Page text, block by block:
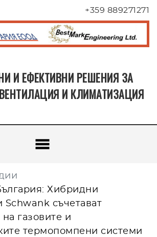
+359 889271271
И ЕФЕКТИВНИ РЕШЕНИЯ ЗА
И КЛИМАТИЗАЦИЯ
Хибридни
съчетават
газовите и
термопомпени системи